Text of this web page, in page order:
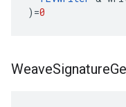
) =0
WeaveSignature